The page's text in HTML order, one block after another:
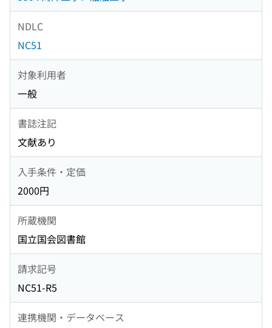
NDLC
NC51
対象利用者
一般
書誌注記
文献あり
入手条件・定価
2000円
所蔵機関
国立国会図書館
請求記号
NC51-R5
連携機関・データベース